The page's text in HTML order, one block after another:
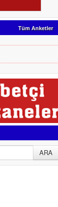
Tüm Anketler